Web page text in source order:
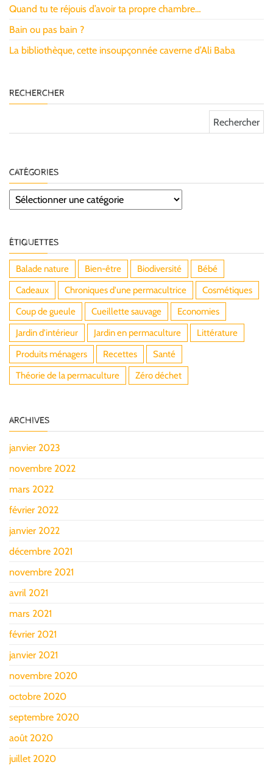
Quand tu te réjouis d’avoir ta propre chambre…
Bain ou pas bain ?
La bibliothèque, cette insoupçonnée caverne d’Ali Baba
RECHERCHER
CATÉGORIES
Catégories
ÉTIQUETTES
Balade nature Bien-être Biodiversité
Bébé
Cadeaux
Chroniques d'une permacultrice
Cosmétiques
Coup de gueule
Cueillette sauvage
Economies
Jardin d'intérieur
Jardin en permaculture
Littérature
Produits ménagers
Recettes
Santé
Théorie de la permaculture
Zéro déchet
ARCHIVES
janvier 2023
novembre 2022
mars 2022
février 2022
janvier 2022
décembre 2021
novembre 2021
avril 2021
mars 2021
février 2021
janvier 2021
novembre 2020
octobre 2020
septembre 2020
août 2020
juillet 2020